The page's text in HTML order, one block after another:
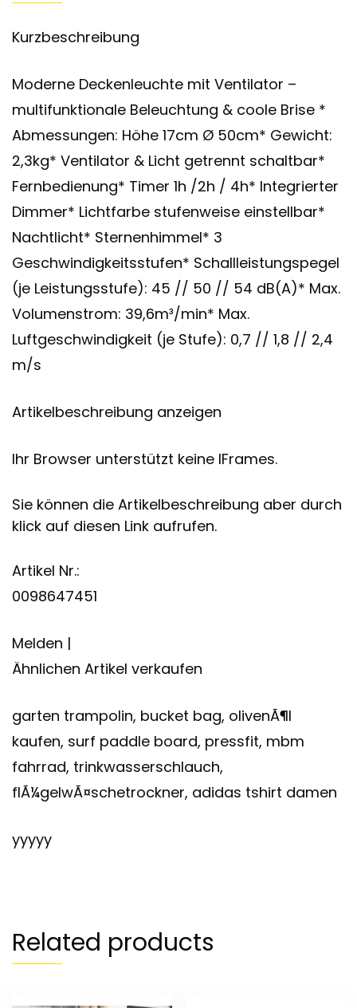
Kurzbeschreibung
Moderne Deckenleuchte mit Ventilator –
multifunktionale Beleuchtung & coole Brise *
Abmessungen: Höhe 17cm Ø 50cm* Gewicht:
2,3kg* Ventilator & Licht getrennt schaltbar*
Fernbedienung* Timer 1h /2h / 4h* Integrierter
Dimmer* Lichtfarbe stufenweise einstellbar*
Nachtlicht* Sternenhimmel* 3
Geschwindigkeitsstufen* Schallleistungspegel
(je Leistungsstufe): 45 // 50 // 54 dB(A)* Max.
Volumenstrom: 39,6m³/min* Max.
Luftgeschwindigkeit (je Stufe): 0,7 // 1,8 // 2,4
m/s
Artikelbeschreibung anzeigen
Ihr Browser unterstützt keine IFrames.
Sie können die Artikelbeschreibung aber durch
klick auf diesen Link aufrufen.
Artikel Nr.:
0098647451
Melden |
Ähnlichen Artikel verkaufen
garten trampolin, bucket bag, olivenÃ¶l
kaufen, surf paddle board, pressfit, mbm
fahrrad, trinkwasserschlauch,
flÃ¼gelwÃ¤schetrockner, adidas tshirt damen
yyyyy
Related products